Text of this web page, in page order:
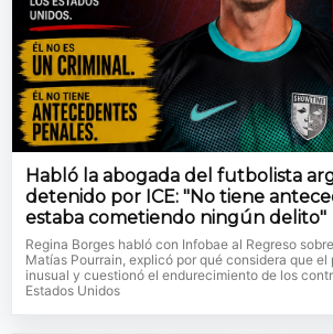
Habló la abogada del futbolista
detenido por ICE: "No tiene
estaba cometiendo ningún delito"
Regina Borges habló con Infobae al Regreso
Matías Pourrain, explicó por qué considera que
inusual y cuestionó el endurecimiento de los
Estados Unidos